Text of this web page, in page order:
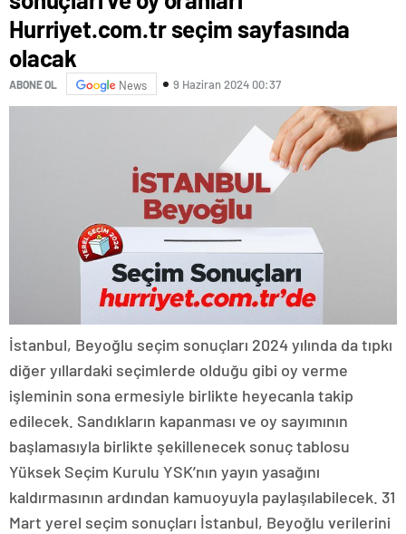
Hurriyet.com.tr seçim sayfasında
olacak
ABONE OL News 9 Haziran 2024 00:37
İstanbul, Beyoğlu seçim sonuçları 2024 yılında da tıpkı
diğer yıllardaki seçimlerde olduğu gibi oy verme
işleminin sona ermesiyle birlikte heyecanla takip
edilecek. Sandıkların kapanması ve oy sayımının
başlamasıyla birlikte şekillenecek sonuç tablosu
Yüksek Seçim Kurulu YSK’nın yayın yasağını
kaldırmasının ardından kamuoyuyla paylaşılabilecek. 31
Mart yerel seçim sonuçları İstanbul, Beyoğlu verilerini